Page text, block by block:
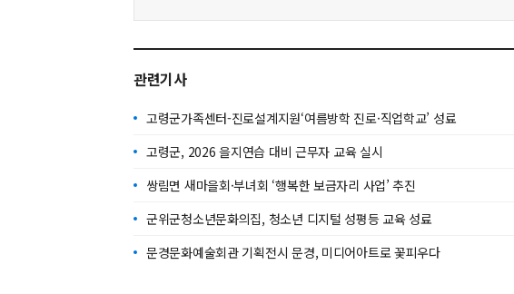
관련기사
고령군가족센터-진로설계지원‘여름방학 진로·직업학교’ 성료
고령군, 2026 을지연습 대비 근무자 교육 실시
쌍림면 새마을회·부녀회 ‘행복한 보금자리 사업’ 추진
군위군청소년문화의집, 청소년 디지털 성평등 교육 성료
문경문화예술회관 기획전시 문경, 미디어아트로 꽃피우다